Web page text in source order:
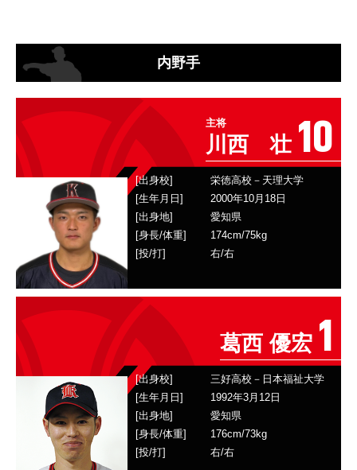
内野手
主将
川西 壮 10
[出身校]
栄徳高校－天理大学
[生年月日]
2000年10月18日
[出身地]
愛知県
[身長/体重]
174cm/75kg
[投/打]
右/右
葛西 優宏 1
[出身校]
三好高校－日本福祉大学
[生年月日]
1992年3月12日
[出身地]
愛知県
[身長/体重]
176cm/73kg
[投/打]
右/右